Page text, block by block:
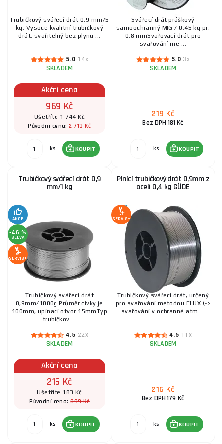
Trubičkový svářecí drát 0,9 mm/5
kg. Vysoce kvalitní trubičkový
drát, svařitelný bez plynu ...
5.0 14x
SKLADEM
Akční cena
969 Kč
Ušetříte 1 744 Kč
Původní cena:2 713 Kč
ks KOUPIT
Svářecí drát práškový
samoochranný MIG / 0,45 kg pr.
0,8 mmSvařovací drát pro
svařování me ...
5.0 3x
SKLADEM
219 Kč
Bez DPH 181 Kč
ks KOUPIT
Trubičkový svářecí drát 0,9
mm/1 kg
AKCE
-46 %
SLEVA
SERVIS+
Trubičkový svářecí drát
0,9mm/1000g.Průměr cívky je
100mm, upínací otvor 15mmTyp
trubičkov ...
4.5 22x
SKLADEM
Akční cena
216 Kč
Ušetříte 183 Kč
Původní cena:399 Kč
ks KOUPIT
Plnící trubičkový drát 0,9mm z
oceli 0,4 kg GÜDE
SERVIS+
Trubičkový svářecí drát, určený
pro svařování metodou FLUX (->
svařování v ochranné atm ...
4.5 11x
SKLADEM
216 Kč
Bez DPH 179 Kč
ks KOUPIT